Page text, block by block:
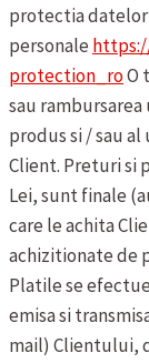
protectia datelor
personale
protection_roO
sau
produs si / sau
Client. Preturi si
Lei, sunt finale
care le achita
achizitionate de
Platile se
emisa si
mail) Clientului,